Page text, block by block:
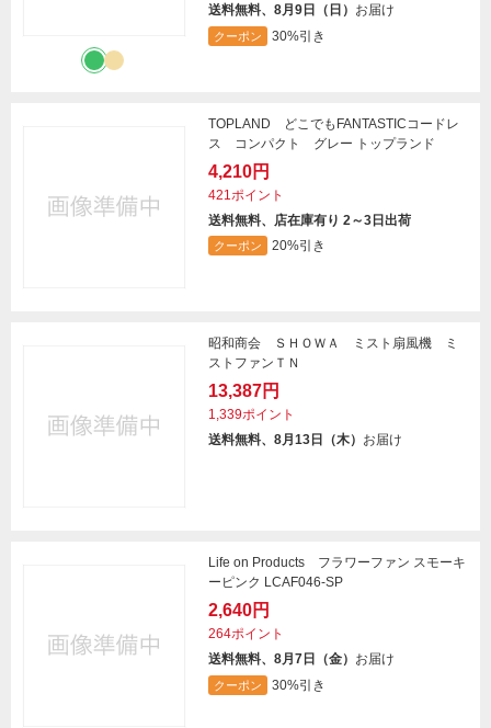
送料無料、8月9日（日） お届け
クーポン 30%引き
TOPLAND どこでもFANTASTICコードレ
ス コンパクト グレー トップランド
4,210円
421ポイント
送料無料、店在庫有り 2～3日出荷
クーポン 20%引き
昭和商会 ＳＨＯＷＡ ミスト扇風機 ミ
ストファンＴＮ
13,387円
1,339ポイント
送料無料、8月13日（木） お届け
Life on Products フラワーファン スモーキ
ーピンク LCAF046-SP
2,640円
264ポイント
送料無料、8月7日（金） お届け
クーポン 30%引き